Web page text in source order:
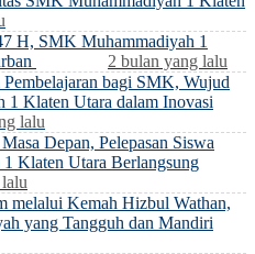
H, SMK Muhammadiyah 1
2 bulan yang lalu
bagi SMK, Wujud
Klaten Utara dalam Inovasi
lalu
Depan, Pelepasan Siswa
Klaten Utara Berlangsung
melalui Kemah Hizbul Wathan,
yang Tangguh dan Mandiri